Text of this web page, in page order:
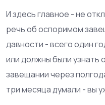
И здесь главное - не
речь об оспоримом
давности - всего один
или должны были узнать
завещании через
три месяца думали - вы